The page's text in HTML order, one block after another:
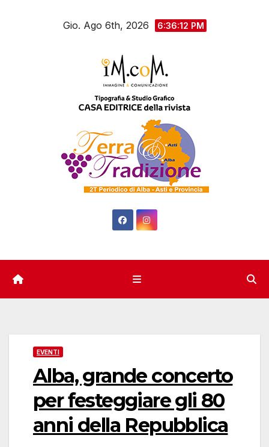
Gio. Ago 6th, 2026 6:36:14 PM
EVENTI
Alba, grande concerto
per festeggiare gli 80
anni della Repubblica